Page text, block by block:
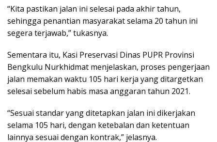
“Kita pastikan jalan ini selesai pada akhir tahun,
sehingga penantian masyarakat selama 20 tahun ini
segera terjawab,” tukasnya.
Sementara itu, Kasi Preservasi Dinas PUPR Provinsi
Bengkulu Nurkhidmat menjelaskan, proses pengerjaan
jalan memakan waktu 105 hari kerja yang ditargetkan
selesai sebelum habis masa anggaran tahun 2021.
“Sesuai standar yang ditetapkan jalan ini dikerjakan
selama 105 hari, dengan ketebalan dan ketentuan
lainnya sesuai dengan kontrak,” jelasnya.